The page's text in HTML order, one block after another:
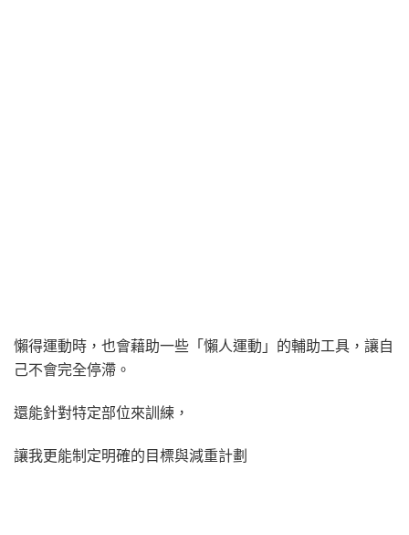
懶得運動時，也會藉助一些「懶人運動」的輔助工具，讓自
己不會完全停滯。
還能針對特定部位來訓練，
讓我更能制定明確的目標與減重計劃